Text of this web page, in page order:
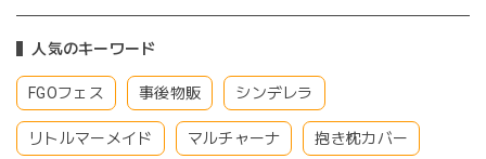
人気のキーワード
FGOフェス 事後物販 シンデレラ
リトルマーメイド マルチャーナ 抱き枕カバー